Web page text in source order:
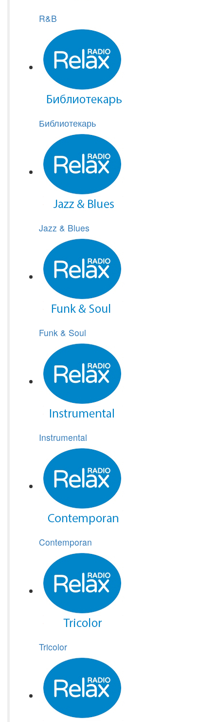
R&B
Библиотекарь
Jazz & Blues
Funk & Soul
Instrumental
Contemporan
Tricolor